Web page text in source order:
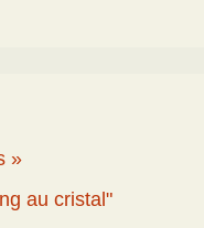
»
au cristal"